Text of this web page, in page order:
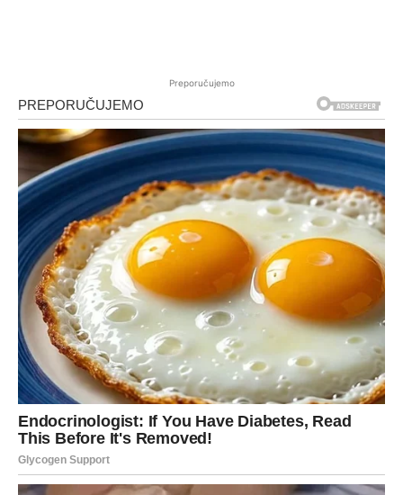
Preporučujemo